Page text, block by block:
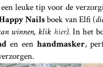
leuke tip voor de
Nailsboek van Elfi (
winnen, klik hier). In het
en een handmasker,